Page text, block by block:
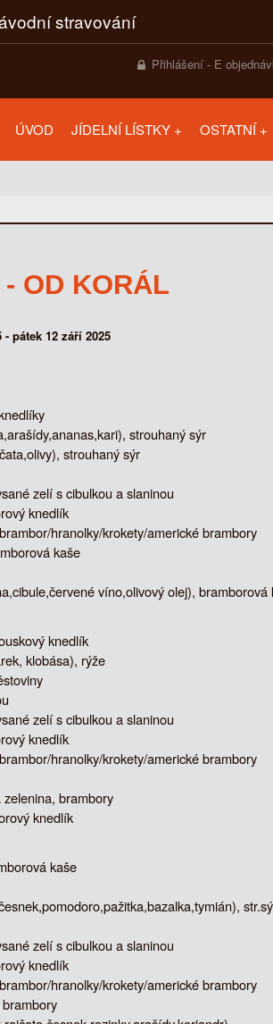
stravování
Přihlášení - E
ÚVOD JÍDELNÍ LÍSTKY OSTATNÍ
OD KORÁL
pátek 12 září 2025
strouhaný sýr
strouhaný sýr
zelí s cibulkou a slaninou
knedlík
hranolky/krokety/americké brambory
kaše
víno,olivový olej), bramborová
knedlík
klobása), rýže
zelí s cibulkou a slaninou
knedlík
hranolky/krokety/americké brambory
brambory
knedlík
kaše
zelí s cibulkou a slaninou
knedlík
hranolky/krokety/americké brambory